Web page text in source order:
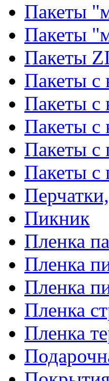
Пакеты
Пакеты
Пакеты
Пакеты с
Пакеты с
Пакеты с
Пакеты с
Пакеты с
Пикник
Пленка
Пленка
Пленка
Пленка
Пленка